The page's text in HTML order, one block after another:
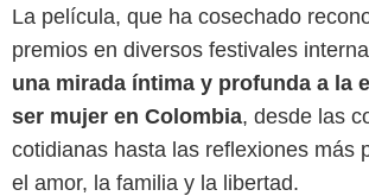
La película, que ha cosechado
premios en diversos festivales
una mirada íntima y profunda a la
ser mujer en Colombia, desde las
cotidianas hasta las reflexiones más
el amor, la familia y la libertad.